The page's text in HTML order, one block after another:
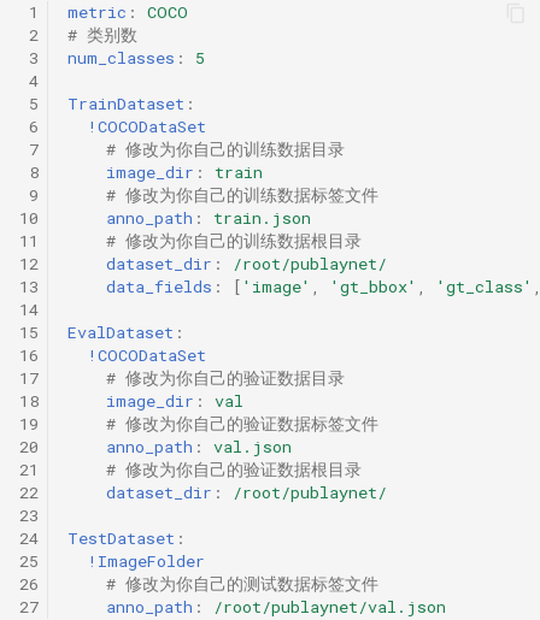
1
2
3
4
5
6
7
8
9
10
11
12
13
14
15
16
17
18
19
20
21
22
23
24
25
26
27
metric :
COCO
# 类别数
num_classes : 5
TrainDataset :
!COCODataSet
# 修改为你自己的训练数据目录
image_dir :
train
# 修改为你自己的训练数据标签文件
anno_path :
train.json
# 修改为你自己的训练数据根目录
dataset_dir :
/root/publaynet/
data_fields : [ 'image' , 'gt_bbox' , 'gt_class'
EvalDataset :
!COCODataSet
# 修改为你自己的验证数据目录
image_dir :
val
# 修改为你自己的验证数据标签文件
anno_path :
val.json
# 修改为你自己的验证数据根目录
dataset_dir : /root/publaynet/
TestDataset :
!ImageFolder
# 修改为你自己的测试数据标签文件
anno_path : /root/publaynet/val.json